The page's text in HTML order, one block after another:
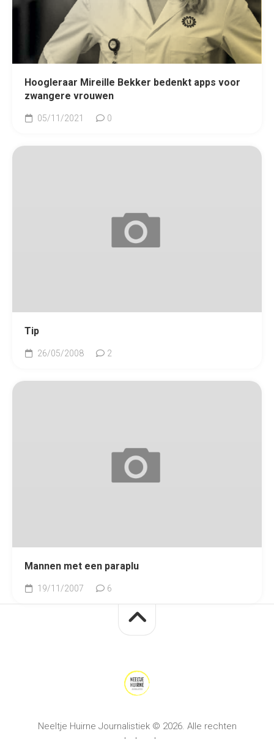
Hoogleraar Mireille Bekker bedenkt apps voor
zwangere vrouwen
05/11/2021 0
Tip
26/05/2008 2
Mannen met een paraplu
19/11/2007 6
Neeltje Huirne Journalistiek © 2026. Alle rechten